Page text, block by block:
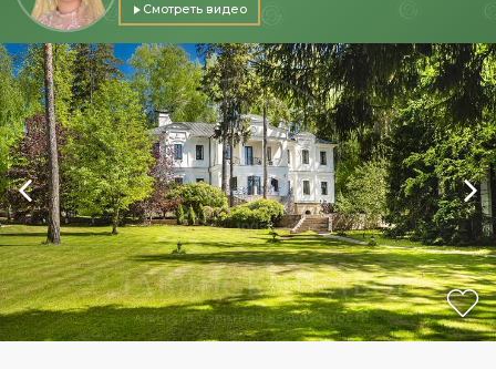
Смотреть видео